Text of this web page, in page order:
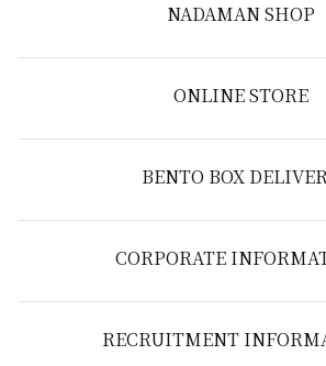
NADAMAN SHOP
ONLINE STORE
BENTO BOX
CORPORATE
RECRUITMENT